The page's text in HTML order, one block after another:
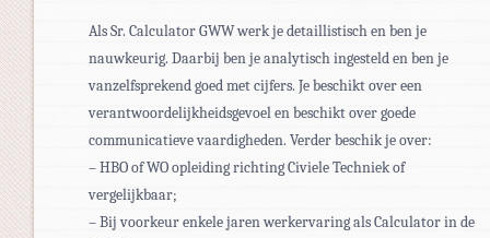
Als Sr. Calculator GWW werk je detaillistisch en ben je
nauwkeurig. Daarbij ben je analytisch ingesteld en ben je
vanzelfsprekend goed met cijfers. Je beschikt over een
verantwoordelijkheidsgevoel en beschikt over goede
communicatieve vaardigheden. Verder beschik je over:
– HBO of WO opleiding richting Civiele Techniek of
vergelijkbaar;
– Bij voorkeur enkele jaren werkervaring als Calculator in de